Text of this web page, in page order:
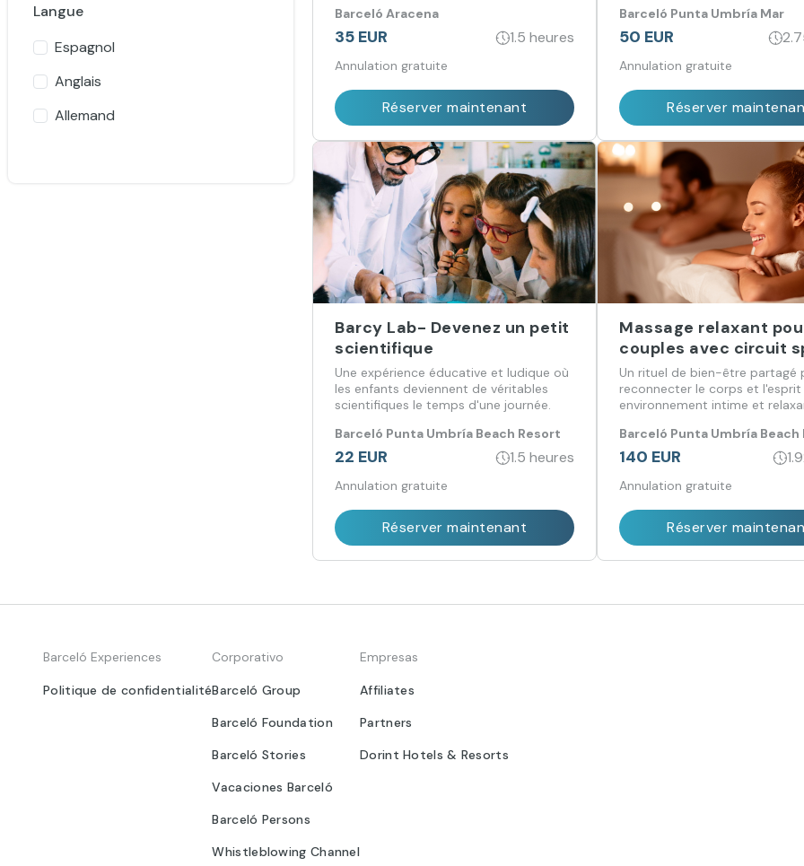
Langue
Espagnol
Anglais
Allemand
Barceló Aracena
35 EUR 1.5 heures
Annulation gratuite
Réserver maintenant
et massage dans un
privilégié.
Barceló Punta Umbría Mar
50 EUR
Annulation gratuite
Réserver
Barcy Lab- Devenez un petit
scientifique
Une expérience éducative et ludique où
les enfants deviennent de véritables
scientifiques le temps d'une journée.
Barceló Punta Umbría Beach Resort
22 EUR 1.5 heures
Annulation gratuite
Réserver maintenant
Massage relaxant
couples avec circuit
B. Punta Umbria Beach
Resort
Un rituel de bien-être partagé
reconnecter le corps et l'esprit
environnement intime et
Barceló Punta Umbría Beach
140 EUR
Annulation gratuite
Réserver
Barceló Experiences
Politique de confidentialité
Corporativo
Barceló Group
Barceló Foundation
Barceló Stories
Vacaciones Barceló
Barceló Persons
Whistleblowing Channel
Empresas
Affiliates
Partners
Dorint Hotels & Resorts